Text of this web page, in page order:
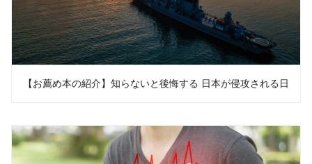
【お薦め本の紹介】知らないと後悔する 日本が侵攻される日